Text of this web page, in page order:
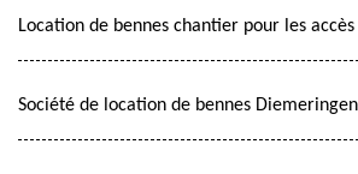
Location de bennes chantier pour les
Société de location de bennes Diemeringen